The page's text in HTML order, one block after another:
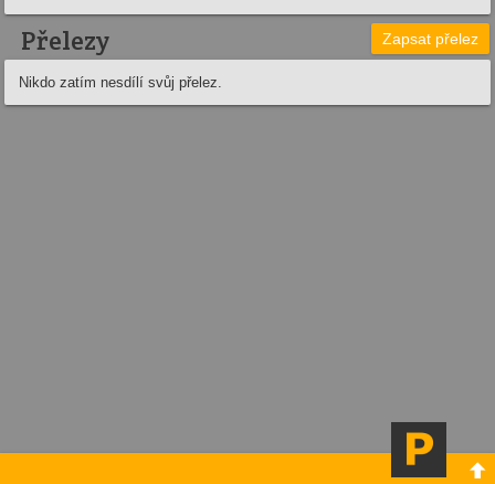
Přelezy Zapsat přelez
Nikdo zatím nesdílí svůj přelez.
